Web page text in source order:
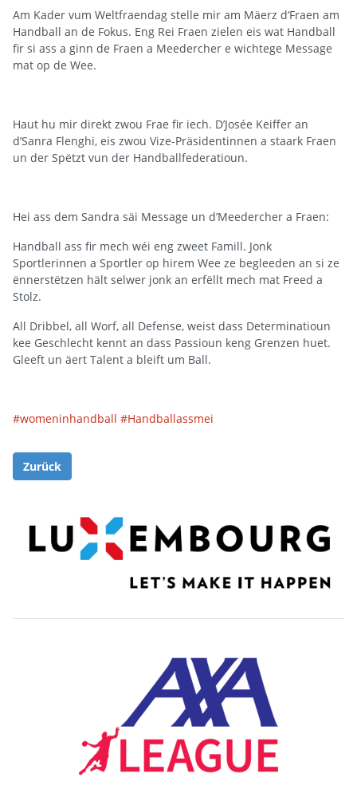
Am Kader vum Weltfraendag stelle mir am Mäerz d‘Fraen am
Handball an de Fokus. Eng Rei Fraen zielen eis wat Handball
fir si ass a ginn de Fraen a Meedercher e wichtege Message
mat op de Wee.
Haut hu mir direkt zwou Frae fir iech. D’Josée Keiffer an
d’Sanra Flenghi, eis zwou Vize-Präsidentinnen a staark Fraen
un der Spëtzt vun der Handballfederatioun.
Hei ass dem Sandra säi Message un d’Meedercher a Fraen:
Handball ass fir mech wéi eng zweet Famill. Jonk
Sportlerinnen a Sportler op hirem Wee ze begleeden an si ze
ënnerstëtzen hält selwer jonk an erfëllt mech mat Freed a
Stolz.
All Dribbel, all Worf, all Defense, weist dass Determinatioun
kee Geschlecht kennt an dass Passioun keng Grenzen huet.
Gleeft un äert Talent a bleift um Ball.
#womeninhandball #Handballassmei
Zurück